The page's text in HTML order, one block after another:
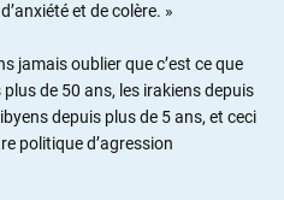
et de colère. »
jamais oublier que c’est ce que
de 50 ans, les irakiens depuis
depuis plus de 5 ans, et ceci
politique d’agression